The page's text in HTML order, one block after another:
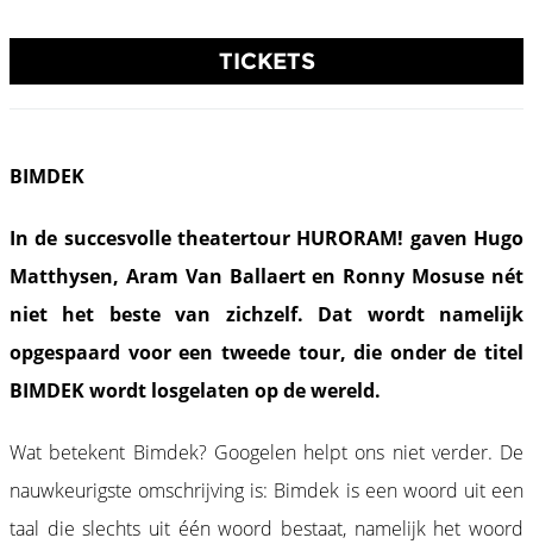
TICKETS
BIMDEK
In de succesvolle theatertour HURORAM! gaven Hugo
Matthysen, Aram Van Ballaert en Ronny Mosuse nét
niet het beste van zichzelf. Dat wordt namelijk
opgespaard voor een tweede tour, die onder de titel
BIMDEK wordt losgelaten op de wereld.
Wat betekent Bimdek? Googelen helpt ons niet verder. De
nauwkeurigste omschrijving is: Bimdek is een woord uit een
taal die slechts uit één woord bestaat, namelijk het woord